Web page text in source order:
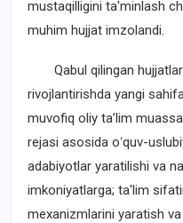
mustaqilligini ta'minlash
muhim hujjat imzolandi.
Qabul qilingan hujjatlar
rivojlantirishda yangi
muvofiq oliy taʼlim
rejasi asosida oʻquv-
adabiyotlar yaratilishi va
imkoniyatlarga; ta'lim
mexanizmlarini yaratish